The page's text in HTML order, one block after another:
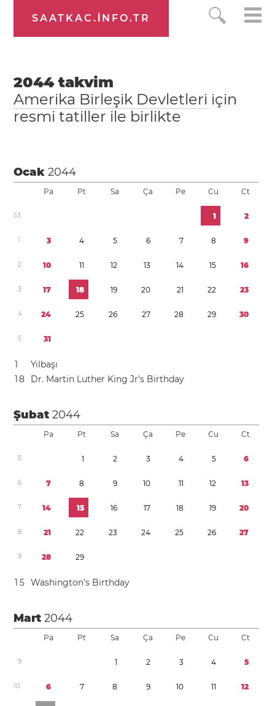
SAATKAC.INFO.TR
2044 takvim
Amerika Birleşik Devletleri için
resmi tatiller ile birlikte
Ocak2044
Pa Pt Sa Ça Pe Cu Ct
53 1 2
1 3 4 5 6 7 8 9
2 10 11 12 13 14 15 16
3 17 18 19 20 21 22 23
4 24 25 26 27 28 29 30
5 31
1
Yılbaşı
18 Dr. Martin Luther King Jr’s Birthday
Şubat2044
Pa Pt Sa Ça Pe Cu Ct
5 1 2 3 4 5 6
6 7 8 9 10 11 12 13
7 14 15 16 17 18 19 20
8 21 22 23 24 25 26 27
9 28 29
1 5 Washington’s Birthday
Mart2044
Pa Pt Sa Ça Pe Cu Ct
9 1 2 3 4 5
10 6 7 8 9 10 11 12